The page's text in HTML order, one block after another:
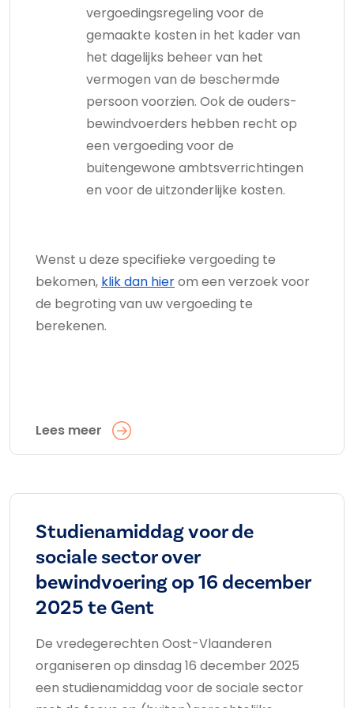
vergoedingsregeling voor de
gemaakte kosten in het kader van
het dagelijks beheer van het
vermogen van de beschermde
persoon voorzien. Ook de ouders-
bewindvoerders hebben recht op
een vergoeding voor de
buitengewone ambtsverrichtingen
en voor de uitzonderlijke kosten.
Wenst u deze specifieke vergoeding te
bekomen, klik dan hierom een verzoek voor
de begroting van uw vergoeding te
berekenen.
Lees meer
Studienamiddag voor de
sociale sector over
bewindvoering op 16 december
2025 te Gent
De vredegerechten Oost-Vlaanderen
organiseren op dinsdag 16 december 2025
een studienamiddag voor de sociale sector